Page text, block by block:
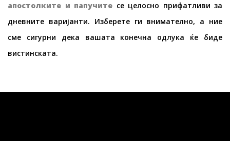
апостолките и папучите се целосно прифатливи за
дневните варијанти. Изберете ги внимателно, а ние
сме сигурни дека вашата конечна одлука ќе биде
вистинската.